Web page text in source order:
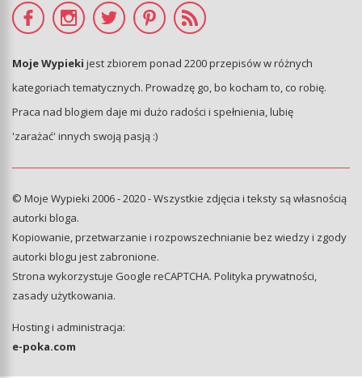
Moje Wypieki jest zbiorem ponad 2200 przepisów w różnych
kategoriach tematycznych. Prowadzę go, bo kocham to, co robię.
Praca nad blogiem daje mi dużo radości i spełnienia, lubię
'zarażać' innych swoją pasją :)
© Moje Wypieki 2006 - 2020 - Wszystkie zdjęcia i teksty są własnością
autorki bloga.
Kopiowanie, przetwarzanie i rozpowszechnianie bez wiedzy i zgody
autorki blogu jest zabronione.
Strona wykorzystuje Google reCAPTCHA. Polityka prywatności,
zasady użytkowania.
Hosting i administracja:
e-poka.com